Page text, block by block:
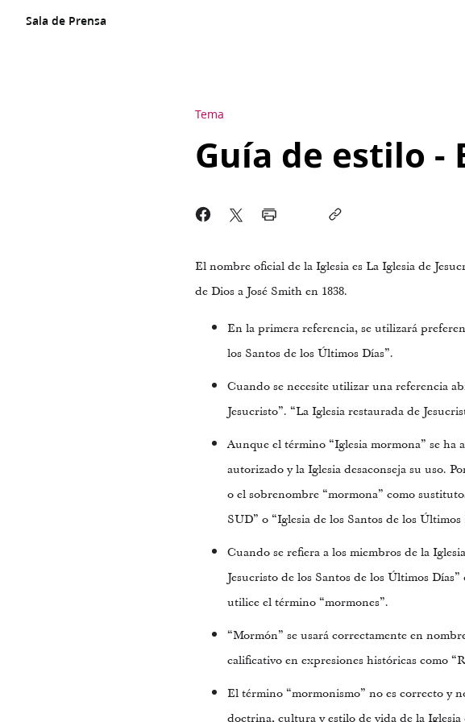
Sala de Prensa
Tema
Guía de estilo -
El nombre oficial de la Iglesia es La Iglesia de
de Dios a José Smith en 1838.
En la primera referencia, se utilizará
los Santos de los Últimos Días”.
Cuando se necesite utilizar una referencia
Jesucristo”. “La Iglesia restaurada de
Aunque el término “Iglesia mormona” se
autorizado y la Iglesia desaconseja su uso.
o el sobrenombre “mormona” como
SUD” o “Iglesia de los Santos de los Últimos
Cuando se refiera a los miembros de la
Jesucristo de los Santos de los Últimos
utilice el término “mormones”.
“Mormón” se usará correctamente en
calificativo en expresiones históricas como
El término “mormonismo” no es correcto y
doctrina, cultura y estilo de vida de la